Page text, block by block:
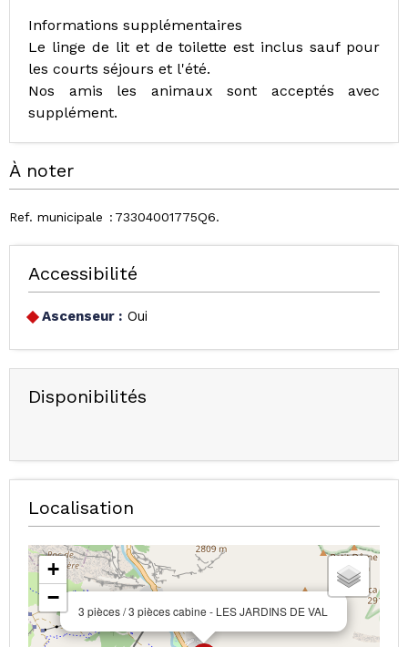
Informations supplémentaires
Le linge de lit et de toilette est inclus sauf pour
les courts séjours et l'été.
Nos amis les animaux sont acceptés avec
supplément.
À noter
Ref. municipale 73304001775Q6
Accessibilité
Ascenseur : Oui
Disponibilités
Localisation
3 pièces / 3 pièces cabine - LES JARDINS DE VAL
+
−